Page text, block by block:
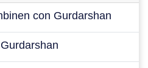
con Gurdarshan